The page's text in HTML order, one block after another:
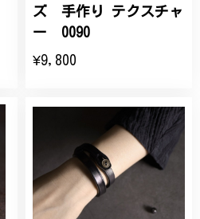
ズ 手作り テクスチャ
ー 0090
¥9,800